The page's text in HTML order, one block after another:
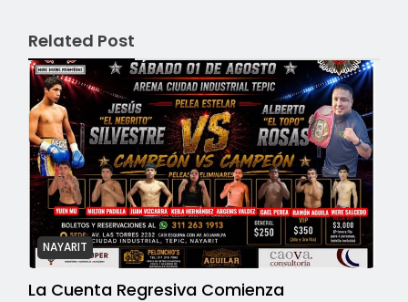
Related Post
NAYARIT
La Cuenta Regresiva Comienza